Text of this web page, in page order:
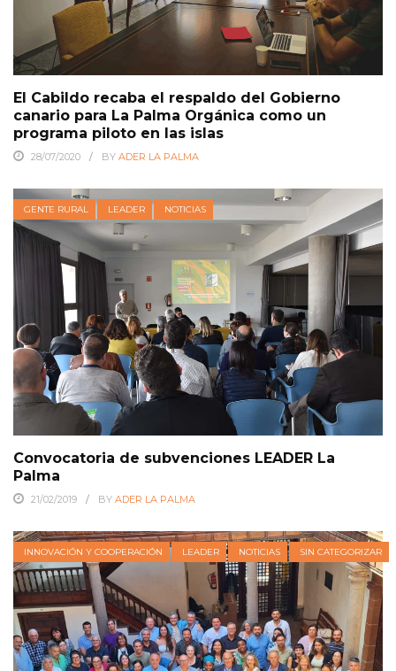
El Cabildo recaba el respaldo del Gobierno
canario para La Palma Orgánica como un
programa piloto en las islas
28/07/2020 BY ADER LA PALMA
GENTE RURAL LEADER NOTICIAS
Convocatoria de subvenciones LEADER La
Palma
21/02/2019 BY ADER LA PALMA
INNOVACIÓN Y COOPERACIÓN LEADER NOTICIAS SIN CATEGORIZAR